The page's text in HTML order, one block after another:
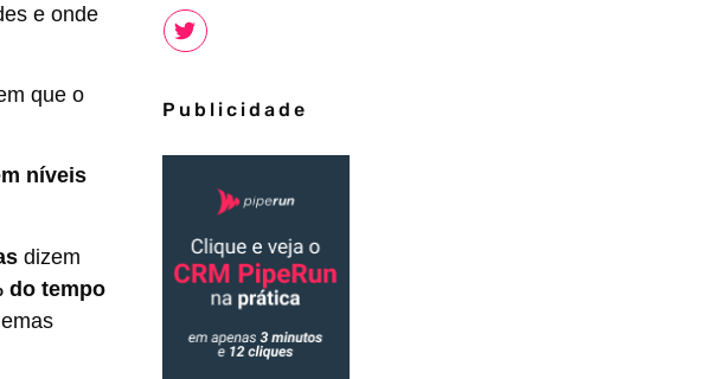
e onde
que o
níveis
dizem
do tempo
Publicidade